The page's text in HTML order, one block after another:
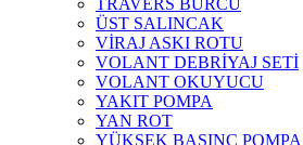
TRAVERS BURCU
ÜST SALINCAK
VİRAJ ASKI ROTU
VOLANT DEBRİYAJ SETİ
VOLANT OKUYUCU
YAKIT POMPA
YAN ROT
YÜKSEK BASINÇ POMPA